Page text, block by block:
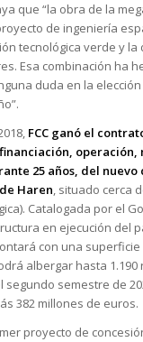
que “la obra de la
de ingeniería
tecnológica verde y la
Esa combinación ha
duda en la elección
FCC ganó el
operación,
25 años, del nuevo
Haren, situado cerca
Catalogada por el
en ejecución del
con una superficie
albergar hasta 1.190
segundo semestre de
382 millones de euros.
proyecto de